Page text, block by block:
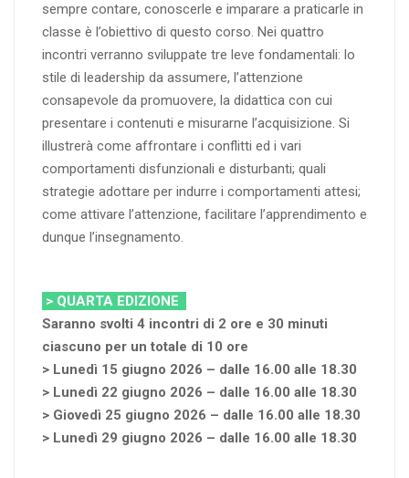
sempre contare, conoscerle e imparare a praticarle in
classe è l’obiettivo di questo corso. Nei quattro
incontri verranno sviluppate tre leve fondamentali: lo
stile di leadership da assumere, l’attenzione
consapevole da promuovere, la didattica con cui
presentare i contenuti e misurarne l’acquisizione. Si
illustrerà come affrontare i conflitti ed i vari
comportamenti disfunzionali e disturbanti; quali
strategie adottare per indurre i comportamenti attesi;
come attivare l’attenzione, facilitare l’apprendimento e
dunque l’insegnamento.
> QUARTA EDIZIONE
Saranno svolti 4 incontri di 2 ore e 30 minuti
ciascuno per un totale di 10 ore
> Lunedì 15 giugno 2026 – dalle 16.00 alle 18.30
> Lunedì 22 giugno 2026 – dalle 16.00 alle 18.30
> Giovedì 25 giugno 2026 – dalle 16.00 alle 18.30
> Lunedì 29 giugno 2026 – dalle 16.00 alle 18.30